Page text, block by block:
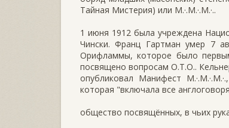
Тайная Мистерия) или M.·.M.·.M.·..
1 июня 1912 была учреждена
Чински. Франц Гартман умер 7
Орифламмы, которое было
посвящено вопросам O.T.O..
опубликовал Манифест
которая "включала все
общество посвящённых, в чьих